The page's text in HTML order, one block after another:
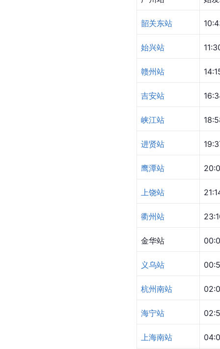
韶关东站
始兴站
赣州站
吉安站
峡江站
进贤站
鹰潭站
上饶站
衢州站
金华站
义乌站
杭州南站
海宁站
上海南站